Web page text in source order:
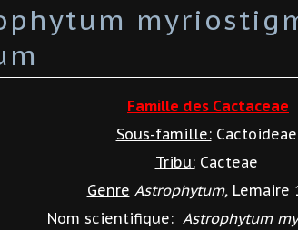
Famille des Cactaceae
Sous-famille:Cactoideae
Tribu:Cacteae
Genre Astrophytum,Lemaire
Nom scientifique: Astrophytum